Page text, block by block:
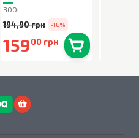
300г
194,90 грн -18%
15900 грн